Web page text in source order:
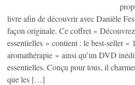
livre afin de découvrir avec Danièle
façon originale. Ce coffret «
essentielles » contient : le best-seller «
aromathérapie » ainsi qu’un DVD
essentielles. Conçu pour tous, il
que les […]